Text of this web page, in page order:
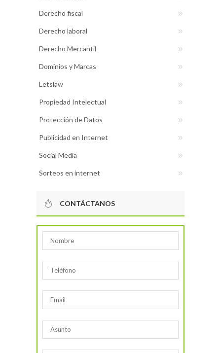
Derecho fiscal
Derecho laboral
Derecho Mercantil
Dominios y Marcas
Letslaw
Propiedad Intelectual
Protección de Datos
Publicidad en Internet
Social Media
Sorteos en internet
CONTÁCTANOS